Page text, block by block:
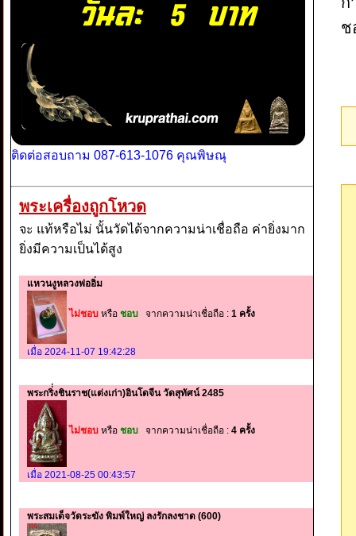
ติดต่อสอบถาม 087-613-1076 คุณพิษณุ
พระเครื่องถูกโหวด
จะ แท้หรือไม่ นั้นวัดได้จากความน่าเชื่อถือ ค่ายิ่งมาก
ยิ่งมีความเป็นได้สูง
แหวนงูหลวงพ่ออิ่ม
ไม่ชอบ หรือ ชอบ จากความน่าเชื่อถือ : 1 ครั้ง
เมื่อ 2024-11-07 19:42:28
พระกริ่่งชินราช(แต่งเก่า)อินโดจีน วัดสุทัศน์ 2485
ไม่ชอบ หรือ ชอบ จากความน่าเชื่อถือ : 4 ครั้ง
เมื่อ 2021-08-25 00:43:57
พระสมเด็จวัดระฆัง พิมพ์ใหญ่ ลงรักลงชาด (600)
ช